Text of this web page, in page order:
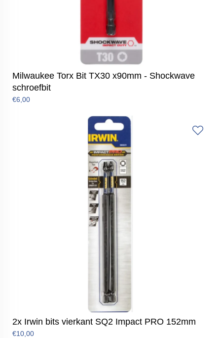
Milwaukee Torx Bit TX30 x90mm - Shockwave
schroefbit
€6,00
2x Irwin bits vierkant SQ2 Impact PRO 152mm
€10,00